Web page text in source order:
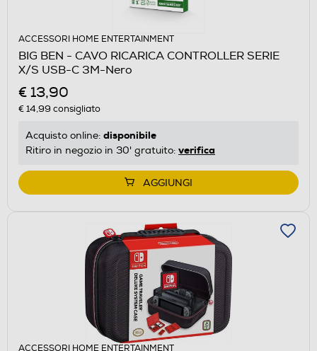
ACCESSORI HOME ENTERTAINMENT
BIG BEN - CAVO RICARICA CONTROLLER SERIE
X/S USB-C 3M-Nero
€ 13,90
€ 14,99 consigliato
Acquisto online: disponibile
Ritiro in negozio in 30' gratuito: verifica
AGGIUNGI
ACCESSORI HOME ENTERTAINMENT